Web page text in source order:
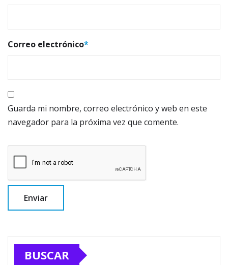
Correo electrónico*
Guarda mi nombre, correo electrónico y web en este
navegador para la próxima vez que comente.
BUSCAR